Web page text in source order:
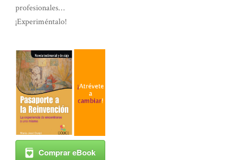
profesionales…
¡Experiméntalo!
Comprar eBook